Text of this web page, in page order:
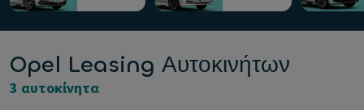
Opel Leasing Αυτοκινήτων
3 αυτοκίνητα